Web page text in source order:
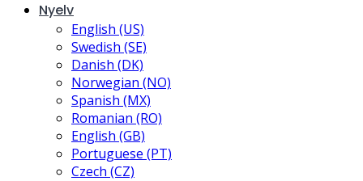
Nyelv
English (US)
Swedish (SE)
Danish (DK)
Norwegian (NO)
Spanish (MX)
Romanian (RO)
English (GB)
Portuguese (PT)
Czech (CZ)